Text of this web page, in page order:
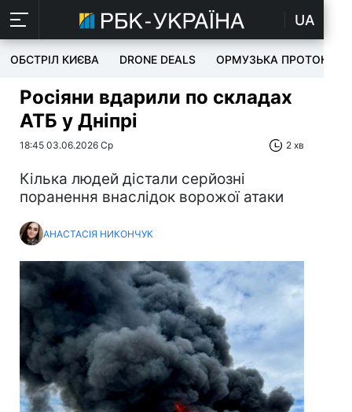
UA
ОБСТРІЛ КИЄВА DRONE DEALS ОРМУЗЬКА ПРОТОКА
Росіяни вдарили по складах
АТБ у Дніпрі
18:45 03.06.2026 Ср 2 хв
Кілька людей дістали серйозні
поранення внаслідок ворожої атаки
АНАСТАСІЯ НИКОНЧУК